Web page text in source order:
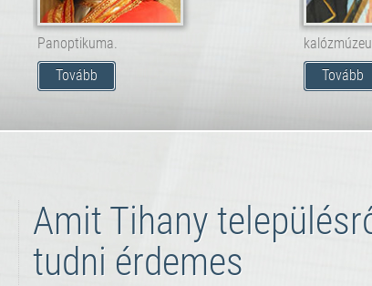
Panoptikuma.
Tovább
Tovább
Amit Tihany
tudni érdemes